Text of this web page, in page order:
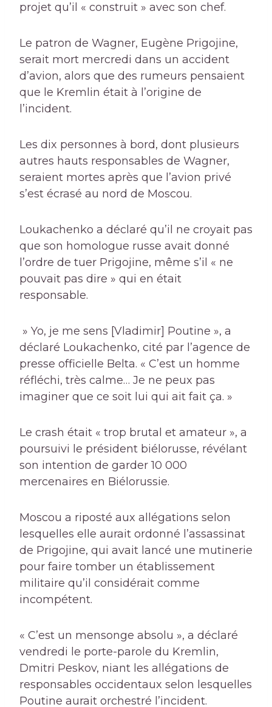
projet qu’il « construit » avec son chef.
Le patron de Wagner, Eugène Prigojine,
serait mort mercredi dans un accident
d’avion, alors que des rumeurs pensaient
que le Kremlin était à l’origine de
l’incident.
Les dix personnes à bord, dont plusieurs
autres hauts responsables de Wagner,
seraient mortes après que l’avion privé
s’est écrasé au nord de Moscou.
Loukachenko a déclaré qu’il ne croyait pas
que son homologue russe avait donné
l’ordre de tuer Prigojine, même s’il « ne
pouvait pas dire » qui en était
responsable.
» Yo, je me sens [Vladimir] Poutine », a
déclaré Loukachenko, cité par l’agence de
presse officielle Belta. « C’est un homme
réfléchi, très calme… Je ne peux pas
imaginer que ce soit lui qui ait fait ça. »
Le crash était « trop ​​brutal et amateur », a
poursuivi le président biélorusse, révélant
son intention de garder 10 000
mercenaires en Biélorussie.
Moscou a riposté aux allégations selon
lesquelles elle aurait ordonné l’assassinat
de Prigojine, qui avait lancé une mutinerie
pour faire tomber un établissement
militaire qu’il considérait comme
incompétent.
« C’est un mensonge absolu », a déclaré
vendredi le porte-parole du Kremlin,
Dmitri Peskov, niant les allégations de
responsables occidentaux selon lesquelles
Poutine aurait orchestré l’incident.